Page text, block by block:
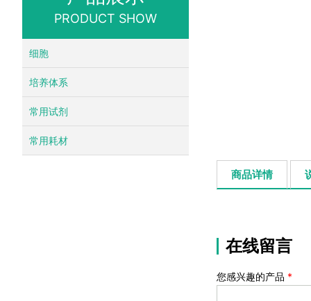
PRODUCT SHOW
细胞
培养体系
常用试剂
常用耗材
商品详情
在线留言
您感兴趣的产品 *